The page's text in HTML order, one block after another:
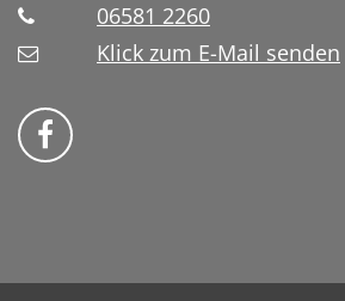
06581 2260
Klick zum E-Mail senden
Bistum Trier auf Facebook